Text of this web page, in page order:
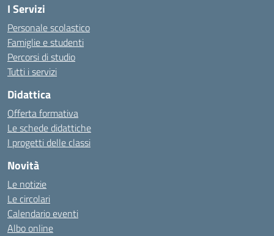
I Servizi
Personale scolastico
Famiglie e studenti
Percorsi di studio
Tutti i servizi
Didattica
Offerta formativa
Le schede didattiche
I progetti delle classi
Novità
Le notizie
Le circolari
Calendario eventi
Albo online